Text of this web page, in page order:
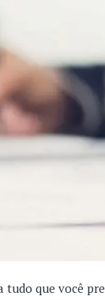
tudo que você